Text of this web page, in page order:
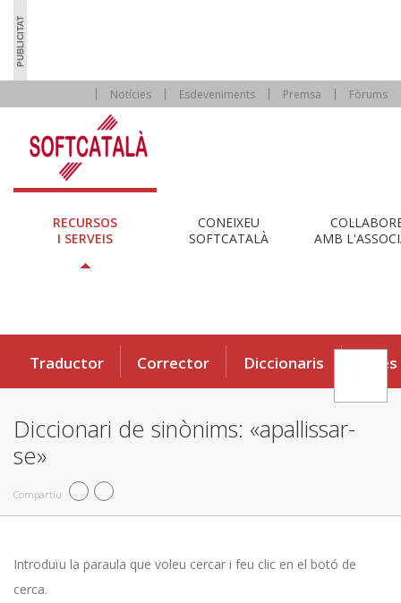
Notícies Esdeveniments Premsa Fòrums
RECURSOS
I SERVEIS
CONEIXEU
SOFTCATALÀ
AMB
Traductor Corrector Diccionaris Eines
Diccionari de sinònims: «apallissar-
se»
Compartiu
Introduïu la paraula que voleu cercar i feu clic en el botó de
cerca.